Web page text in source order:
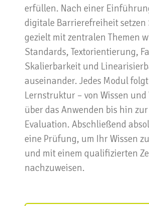
erfüllen. Nach einer
digitale Barrierefreiheit setzen
gezielt mit zentralen Themen
Standards, Textorientierung,
Skalierbarkeit und
auseinander. Jedes Modul
Lernstruktur – von Wissen und
über das Anwenden bis hin
Evaluation. Abschließend
eine Prüfung, um Ihr Wissen
und mit einem qualifizierten
nachzuweisen.